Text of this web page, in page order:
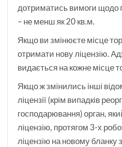
дотриматись вимоги щодо
– не менш як 20 кв.м.
Якщо ви змінюєте місце
отримати нову ліцензію.
видається на кожне місце
Якщо ж змінились інші
ліцензії (крім випадків
господарювання) орган,
ліцензію, протягом 3-х
ліцензію на новому бланку